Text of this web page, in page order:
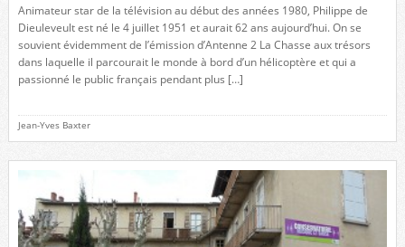
Animateur star de la télévision au début des années 1980, Philippe de
Dieuleveult est né le 4 juillet 1951 et aurait 62 ans aujourd’hui. On se
souvient évidemment de l’émission d’Antenne 2 La Chasse aux trésors
dans laquelle il parcourait le monde à bord d’un hélicoptère et qui a
passionné le public français pendant plus […]
Jean-Yves Baxter